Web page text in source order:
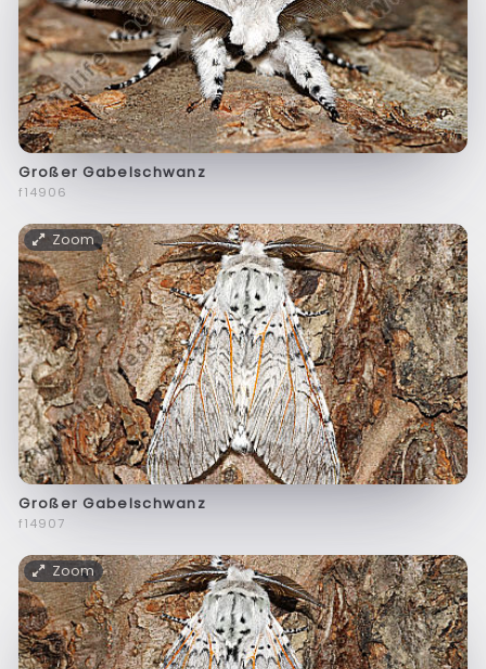
Großer Gabelschwanz
f14906
Zoom
Großer Gabelschwanz
f14907
Zoom